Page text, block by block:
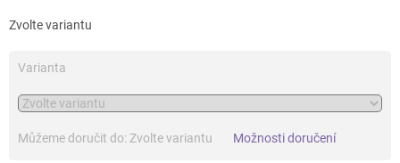
cena:
Zvolte variantu
Varianta
Můžeme doručit do: Zvolte variantu Možnosti doručení